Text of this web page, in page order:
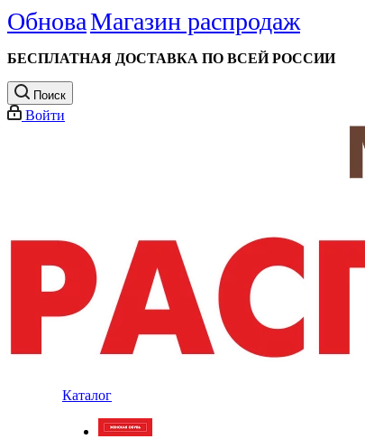
ОбноваМагазин распродаж
БЕСПЛАТНАЯ ДОСТАВКА ПО ВСЕЙ РОССИИ
Поиск
Войти
Каталог